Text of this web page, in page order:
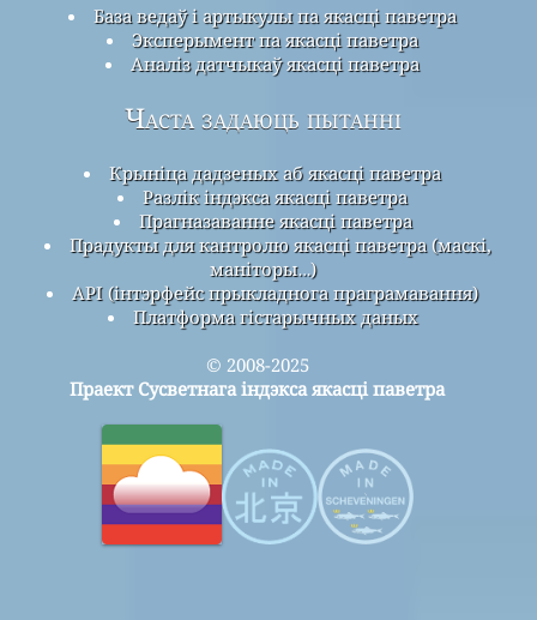
База ведаў і артыкулы па якасці паветра
Эксперымент па якасці паветра
Аналіз датчыкаў якасці паветра
Часта задаюць пытанні
Крыніца дадзеных аб якасці паветра
Разлік індэкса якасці паветра
Прагназаванне якасці паветра
Прадукты для кантролю якасці паветра (маскі,
маніторы…)
API (інтэрфейс прыкладнога праграмавання)
Платформа гістарычных даных
© 2008-2025
Праект Сусветнага індэкса якасці паветра